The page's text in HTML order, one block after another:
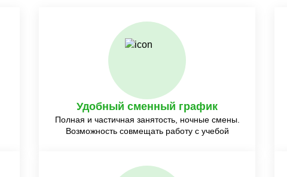
Удобный сменный график
Полная и частичная занятость, ночные смены.
Возможность совмещать работу с учебой